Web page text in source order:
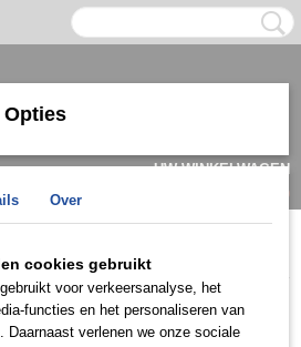
UW WINKELWAGEN
(0)
Zilver > ZAD0406
Over
cookies gebruikt
voor verkeersanalyse, het
functies en het personaliseren van
Daarnaast verlenen we onze sociale